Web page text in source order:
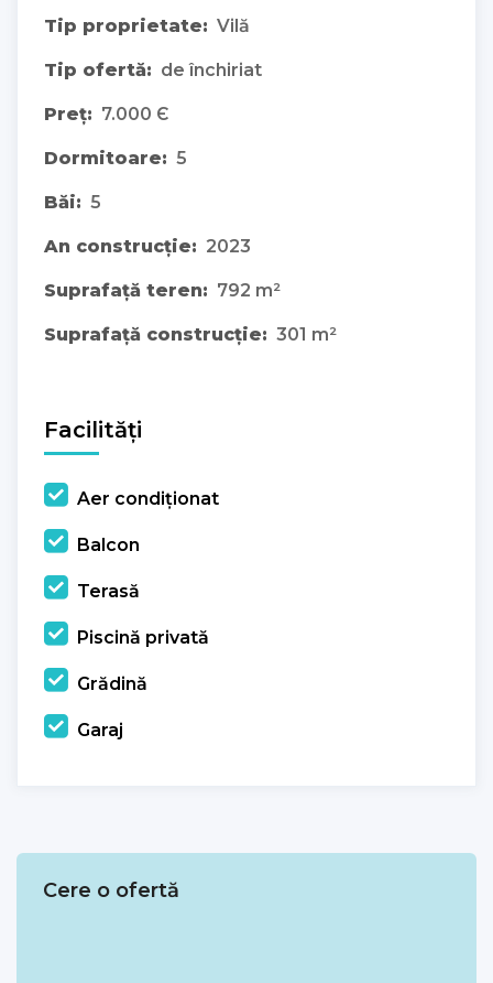
Tip proprietate: Vilă
Tip ofertă: de închiriat
Preț: 7.000 Є
Dormitoare: 5
Băi: 5
An construcție: 2023
Suprafață teren: 792 m²
Suprafață construcție: 301 m²
Facilități
Aer condiționat
Balcon
Terasă
Piscină privată
Grădină
Garaj
Cere o ofertă